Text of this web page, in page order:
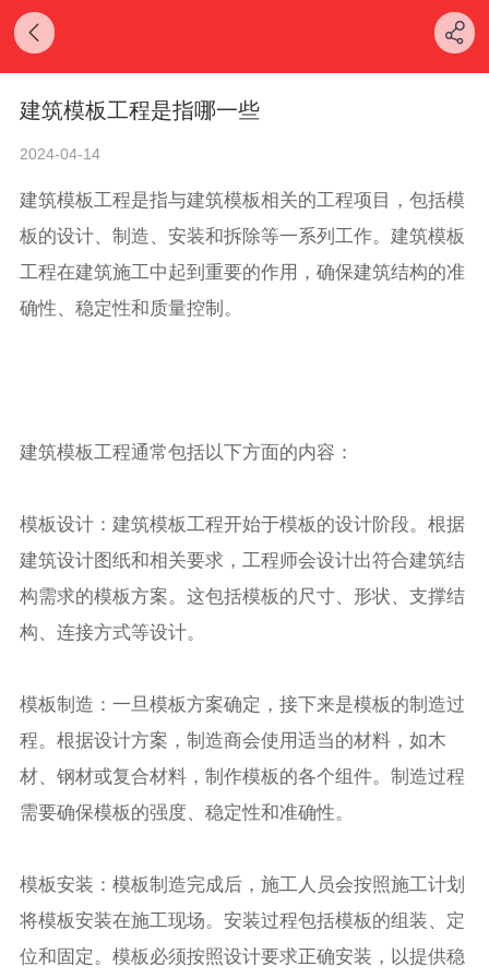
建筑模板工程是指哪一些
2024-04-14
建筑模板工程是指与建筑模板相关的工程项目，包括模
板的设计、制造、安装和拆除等一系列工作。建筑模板
工程在建筑施工中起到重要的作用，确保建筑结构的准
确性、稳定性和质量控制。
建筑模板工程通常包括以下方面的内容：
模板设计：建筑模板工程开始于模板的设计阶段。根据
建筑设计图纸和相关要求，工程师会设计出符合建筑结
构需求的模板方案。这包括模板的尺寸、形状、支撑结
构、连接方式等设计。
模板制造：一旦模板方案确定，接下来是模板的制造过
程。根据设计方案，制造商会使用适当的材料，如木
材、钢材或复合材料，制作模板的各个组件。制造过程
需要确保模板的强度、稳定性和准确性。
模板安装：模板制造完成后，施工人员会按照施工计划
将模板安装在施工现场。安装过程包括模板的组装、定
位和固定。模板必须按照设计要求正确安装，以提供稳